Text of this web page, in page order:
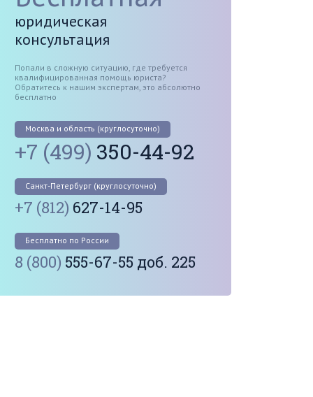
юридическая
консультация
Попали в сложную ситуацию, где требуется
квалифицированная помощь юриста?
Обратитесь к нашим экспертам, это абсолютно
бесплатно
Москва и область (круглосуточно)
+7 (499) 350-44-92
Санкт-Петербург (круглосуточно)
+7 (812) 627-14-95
Бесплатно по России
8 (800) 555-67-55 доб. 225